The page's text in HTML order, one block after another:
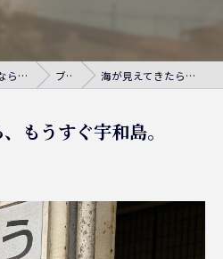
学芸大学駅周辺で音楽教室ならシェリー・アーツ音楽教室 ブログ 海が見えてきたら、もうすぐ宇和島。
もうすぐ宇和島。